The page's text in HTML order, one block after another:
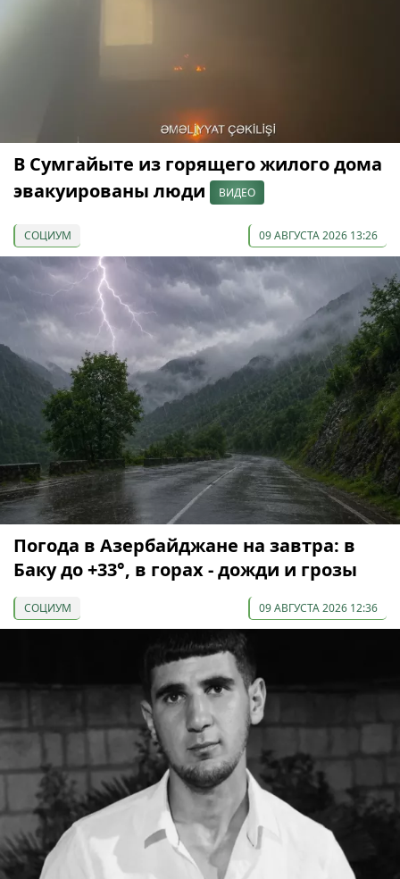
В Сумгайыте из горящего жилого дома
эвакуированы люди
ВИДЕО
СОЦИУМ 09 АВГУСТА 2026 13:26
Погода в Азербайджане на завтра: в
Баку до +33°, в горах - дожди и грозы
СОЦИУМ 09 АВГУСТА 2026 12:36